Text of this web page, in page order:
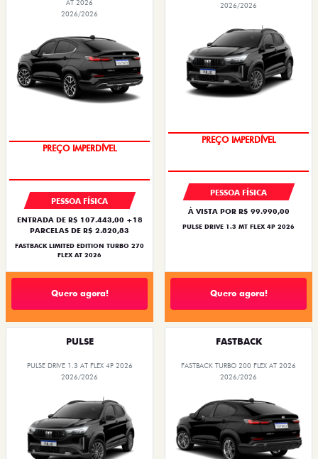
AT 2026
2026/2026
PREÇO IMPERDÍVEL
PESSOA FÍSICA
ENTRADA DE R$ 107.443,00 +18
PARCELAS DE R$ 2.820,83
FASTBACK LIMITED EDITION TURBO 270
FLEX AT 2026
Quero agora!
2026/2026
PREÇO IMPERDÍVEL
PESSOA FÍSICA
À VISTA POR R$ 99.990,00
PULSE DRIVE 1.3 MT FLEX 4P 2026
Quero agora!
PULSE
PULSE DRIVE 1.3 AT FLEX 4P 2026
2026/2026
FASTBACK
FASTBACK TURBO 200 FLEX AT 2026
2026/2026